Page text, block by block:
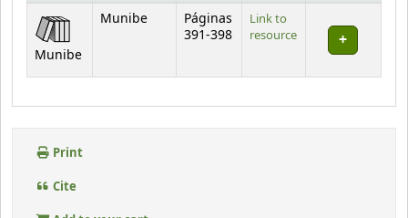
Holdings
Munibe
Munibe
Páginas
391-398
Link to
resource
Print
Cite